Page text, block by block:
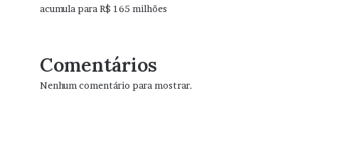
acumula para R$ 165 milhões
Comentários
Nenhum comentário para mostrar.